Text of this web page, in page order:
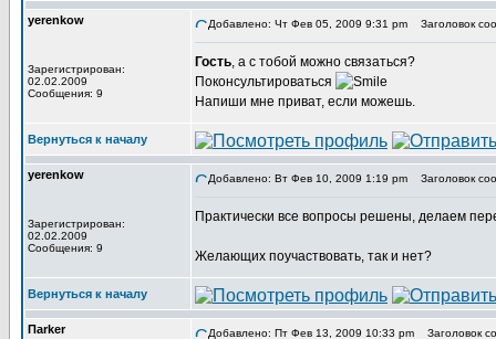
yerenkow
Зарегистрирован:
02.02.2009
Сообщения: 9
Добавлено: Чт Фев 05, 2009 9:31 pm Заголовок
Гость, а с тобой можно связаться?
Поконсультироваться
Напиши мне приват, если можешь.
Вернуться к началу
yerenkow
Зарегистрирован:
02.02.2009
Сообщения: 9
Добавлено: Вт Фев 10, 2009 1:19 pm Заголовок
Практически все вопросы решены, делаем
Желающих поучаствовать, так и нет?
Вернуться к началу
Пarker Добавлено: Пт Фев 13, 2009 10:33 pm Заголовок